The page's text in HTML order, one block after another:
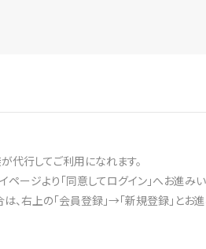
代行してご利用になれます。
ジより「同意してログイン」へお進みい
右上の「会員登録」→「新規登録」とお進